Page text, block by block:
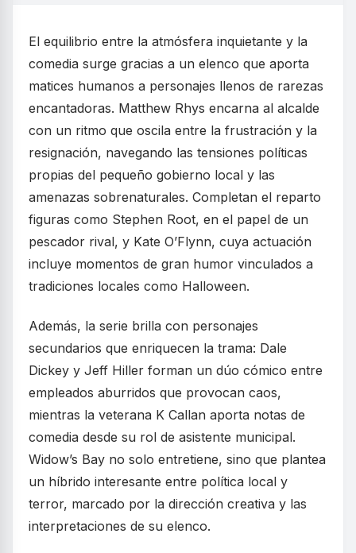
El equilibrio entre la atmósfera inquietante y la
comedia surge gracias a un elenco que aporta
matices humanos a personajes llenos de rarezas
encantadoras. Matthew Rhys encarna al alcalde
con un ritmo que oscila entre la frustración y la
resignación, navegando las tensiones políticas
propias del pequeño gobierno local y las
amenazas sobrenaturales. Completan el reparto
figuras como Stephen Root, en el papel de un
pescador rival, y Kate O’Flynn, cuya actuación
incluye momentos de gran humor vinculados a
tradiciones locales como Halloween.
Además, la serie brilla con personajes
secundarios que enriquecen la trama: Dale
Dickey y Jeff Hiller forman un dúo cómico entre
empleados aburridos que provocan caos,
mientras la veterana K Callan aporta notas de
comedia desde su rol de asistente municipal.
Widow’s Bay no solo entretiene, sino que plantea
un híbrido interesante entre política local y
terror, marcado por la dirección creativa y las
interpretaciones de su elenco.